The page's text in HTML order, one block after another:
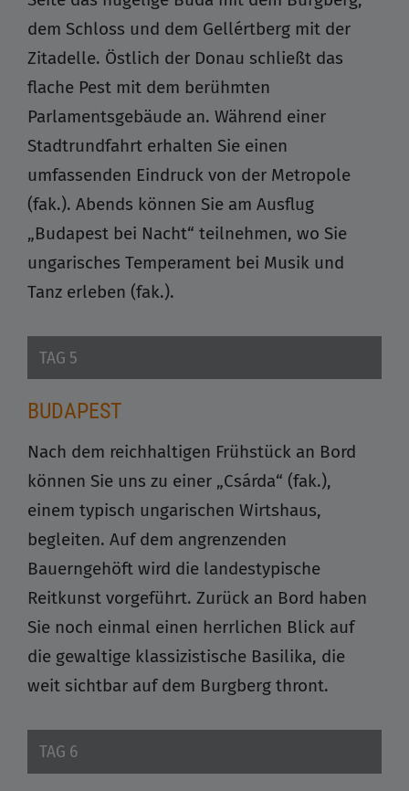
dem Schloss und dem Gellértberg mit der
Zitadelle. Östlich der Donau schließt das
flache Pest mit dem berühmten
Parlamentsgebäude an. Während einer
Stadtrundfahrt erhalten Sie einen
umfassenden Eindruck von der Metropole
(fak.). Abends können Sie am Ausflug
„Budapest bei Nacht“ teilnehmen, wo Sie
ungarisches Temperament bei Musik und
Tanz erleben (fak.).
TAG 5
BUDAPEST
Nach dem reichhaltigen Frühstück an Bord
können Sie uns zu einer „Csárda“ (fak.),
einem typisch ungarischen Wirtshaus,
begleiten. Auf dem angrenzenden
Bauerngehöft wird die landestypische
Reitkunst vorgeführt. Zurück an Bord haben
Sie noch einmal einen herrlichen Blick auf
die gewaltige klassizistische Basilika, die
weit sichtbar auf dem Burgberg thront.
TAG 6